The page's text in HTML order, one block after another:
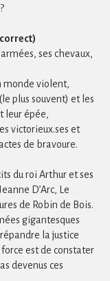
ses chevaux,
monde violent,
plus souvent) et les
leur épée,
victorieux.ses et
de bravoure.
du roi Arthur et ses
D’Arc, Le
de Robin de Bois.
gigantesques
la justice
est de constater
devenus ces